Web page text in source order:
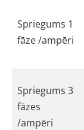
Spriegums 1
fāze /ampēri
Spriegums 3
fāzes
/ampēri